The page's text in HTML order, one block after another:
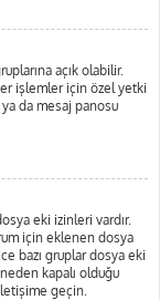
açık olabilir.
işlemler için özel yetki
da mesaj panosu
eki izinleri vardır.
için eklenen dosya
bazı gruplar dosya eki
kapalı olduğu
geçin.